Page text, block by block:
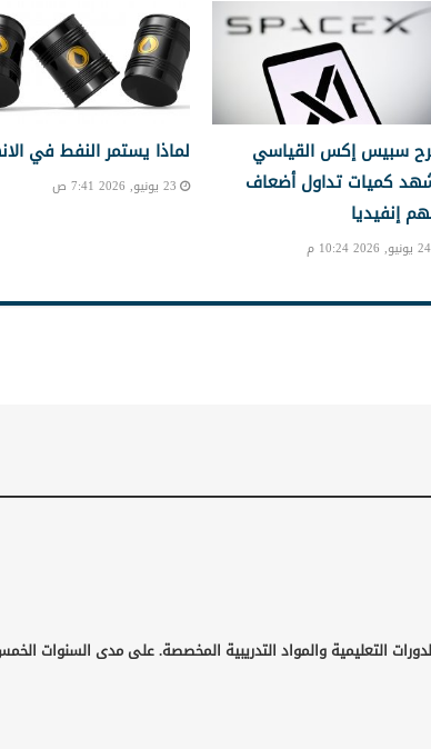
سبيس إكس القياسي
كميات تداول أضعاف
إنفيديا
24 يونيو, 2026 10:24 م
لماذا يستمر النفط في
23 يونيو, 2026 7:41 ص
التعليمية والمواد التدريبية المخصصة. على مدى السنوات